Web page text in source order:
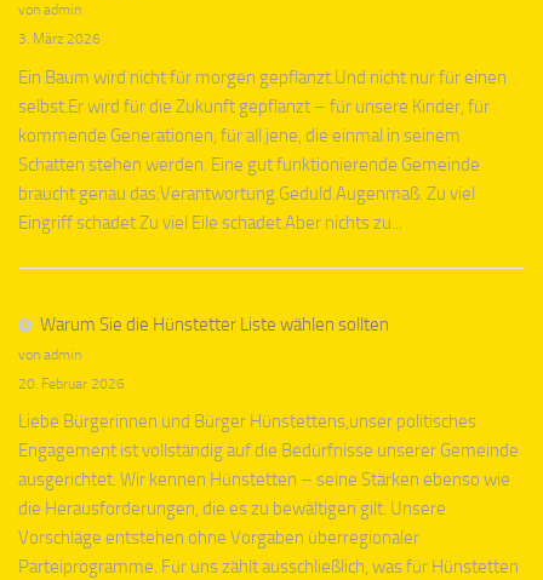
von admin
3. März 2026
Ein Baum wird nicht für morgen gepflanzt.Und nicht nur für einen
selbst.Er wird für die Zukunft gepflanzt – für unsere Kinder, für
kommende Generationen, für all jene, die einmal in seinem
Schatten stehen werden. Eine gut funktionierende Gemeinde
braucht genau das:Verantwortung.Geduld.Augenmaß. Zu viel
Eingriff schadet.Zu viel Eile schadet.Aber nichts zu...
Warum Sie die Hünstetter Liste wählen sollten
von admin
20. Februar 2026
Liebe Bürgerinnen und Bürger Hünstettens,unser politisches
Engagement ist vollständig auf die Bedürfnisse unserer Gemeinde
ausgerichtet. Wir kennen Hünstetten – seine Stärken ebenso wie
die Herausforderungen, die es zu bewältigen gilt. Unsere
Vorschläge entstehen ohne Vorgaben überregionaler
Parteiprogramme. Für uns zählt ausschließlich, was für Hünstetten